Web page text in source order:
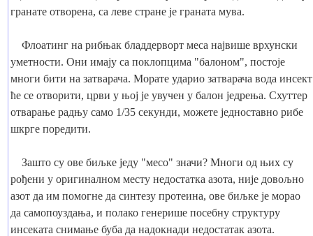
гранате отворена, са леве стране је граната мува.
Флоатинг на рибњак бладдерворт меса највише врхунски
уметности. Они имају са поклопцима "балоном", постоје
многи бити на затварача. Морате ударио затварача вода инсект
ће се отворити, црви у њој је увучен у балон једрења. Схуттер
отварање радњу само 1/35 секунди, можете једноставно рибе
шкрге поредити.
Зашто су ове биљке једу "месо" значи? Многи од њих су
рођени у оригиналном месту недостатка азота, није довољно
азот да им помогне да синтезу протеина, ове биљке је морао
да самопоуздања, и полако генерише посебну структуру
инсеката снимање буба да надокнади недостатак азота.